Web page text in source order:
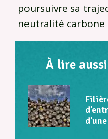
poursuivre sa
neutralité carbone
À lire aussi